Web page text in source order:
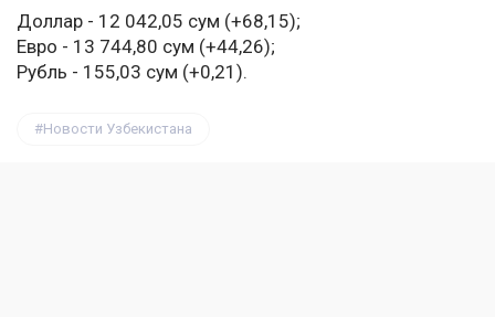
Доллар - 12 042,05 сум (+68,15);
Евро - 13 744,80 сум (+44,26);
Рубль - 155,03 сум (+0,21).
Новости Узбекистана